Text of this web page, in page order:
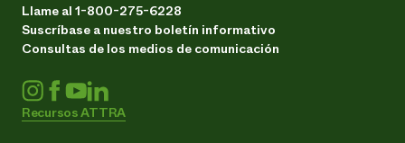
Llame al 1-800-275-6228
Suscríbase a nuestro boletín informativo
Consultas de los medios de comunicación
Recursos ATTRA